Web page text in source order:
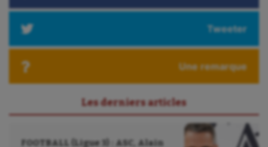
Parkour
Pétanque
Plongée
Randonnée / Marche
Tweeter
Une remarque
Les derniers articles
FOOTBALL (Ligue 3) : ASC, Alain